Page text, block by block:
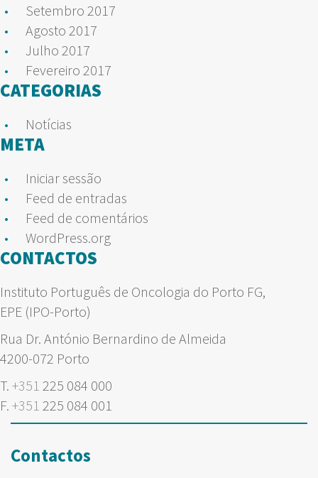
Setembro 2017
Agosto 2017
Julho 2017
Fevereiro 2017
CATEGORIAS
Notícias
META
Iniciar sessão
Feed de entradas
Feed de comentários
WordPress.org
CONTACTOS
Instituto Português de Oncologia do Porto FG,
EPE (IPO-Porto)
Rua Dr. António Bernardino de Almeida
4200-072 Porto
T. +351 225 084 000
F. +351 225 084 001
Contactos